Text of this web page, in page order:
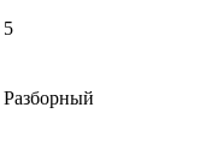
5
Разборный